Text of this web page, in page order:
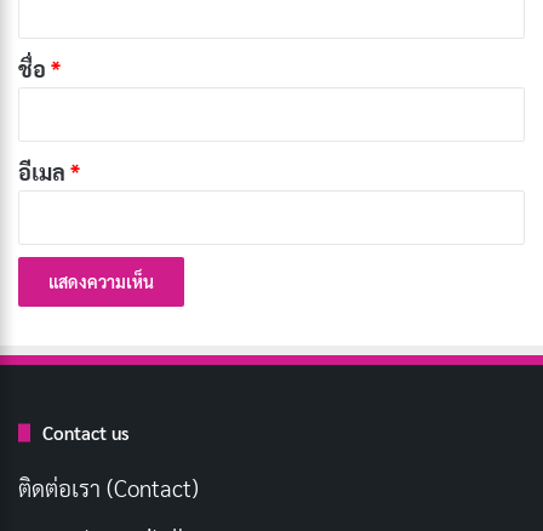
การฟาสต์ฟู้ด
[รีวิว-เรื่องย่อ] One Hundred Years of Solitude
*
ชื่อ *
อีเมล *
Contact us
ติดต่อเรา (Contact)